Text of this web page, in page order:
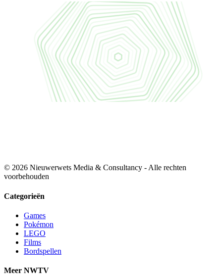
© 2026 Nieuwerwets Media & Consultancy - Alle rechten
voorbehouden
Categorieën
Games
Pokémon
LEGO
Films
Bordspellen
Meer NWTV